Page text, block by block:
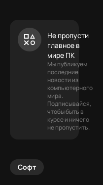
Не пропусти
главное в
мире ПК
Мы публикуем
последние
новости из
компьютерного
мира.
Подписывайся,
чтобы быть в
курсе и ничего
не пропустить.
Софт